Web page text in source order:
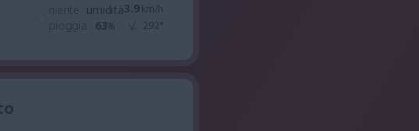
niente
pioggia
umidità
63%
3.9km/h
292°